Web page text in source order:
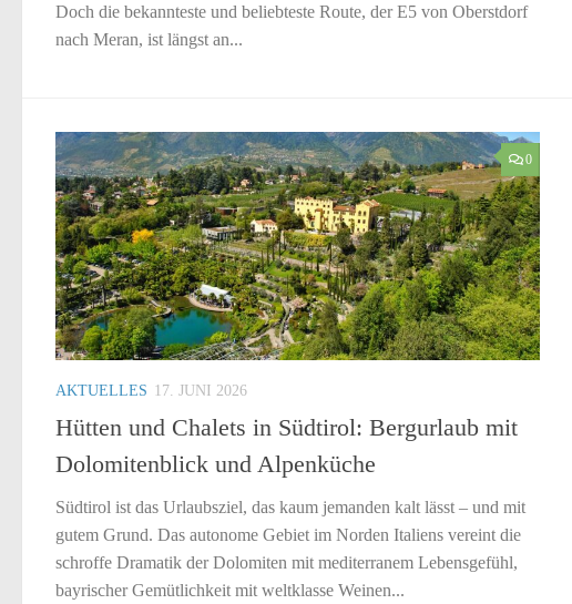
Doch die bekannteste und beliebteste Route, der E5 von Oberstdorf
nach Meran, ist längst an...
0
AKTUELLES 17. JUNI 2026
Hütten und Chalets in Südtirol: Bergurlaub mit
Dolomitenblick und Alpenküche
Südtirol ist das Urlaubsziel, das kaum jemanden kalt lässt – und mit
gutem Grund. Das autonome Gebiet im Norden Italiens vereint die
schroffe Dramatik der Dolomiten mit mediterranem Lebensgefühl,
bayrischer Gemütlichkeit mit weltklasse Weinen...